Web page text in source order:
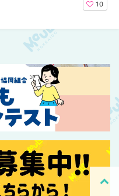
6
の夏祭り・イベント
HOKKAIDO
東区の夏祭り・イベ
HOKKAIDO
10
2026年夏 札幌市南区
ントまとめ | MouLa
札幌の麻辣湯（マーラ
め専門店9選！本場の
新店まで徹底比較 |
HOKKAIDO
2026年夏 札幌市南区
ントまとめ | MouLa
2026年夏 恵庭市・千
イベントまとめ |